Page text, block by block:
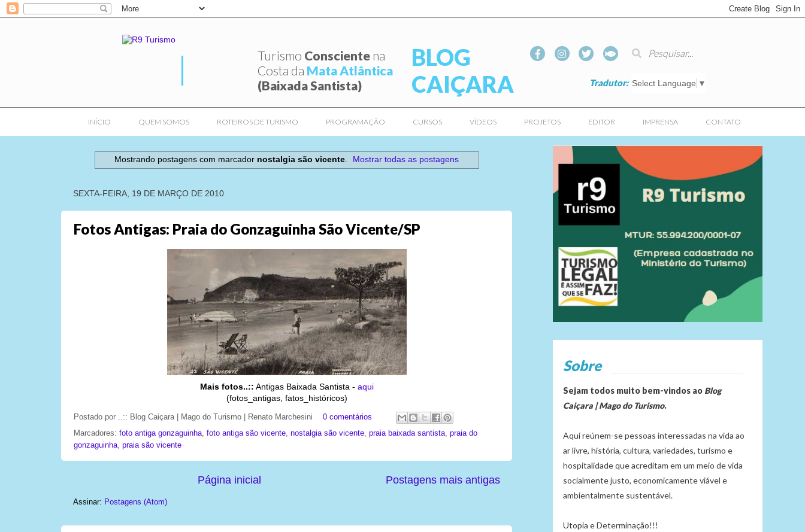
Turismo Consciente na
Costa da Mata Atlântica
(Baixada Santista)
BLOG
CAIÇARA
Select Language ▼
Tradutor:
INÍCIO QUEM SOMOS ROTEIROS DE TURISMO PROGRAMAÇÃO CURSOS VÍDEOS PROJETOS EDITOR IMPRENSA CONTATO
Mostrando postagens com marcador nostalgia são vicente. Mostrar todas as postagens
SEXTA-FEIRA, 19 DE MARÇO DE 2010
Fotos Antigas: Praia do Gonzaguinha São Vicente/SP
Mais fotos..:: Antigas Baixada Santista - aqui
(fotos_antigas, fatos_históricos)
Postado por ..:: Blog Caiçara | Mago do Turismo | Renato Marchesini
0 comentários
Marcadores: foto antiga gonzaguinha foto antiga são vicente nostalgia são vicente praia baixada santista praia do
gonzaguinha praia são vicente
Postagens mais antigas
Página inicial
Assinar: Postagens (Atom)
Sobre
Sejam todos muito bem-vindos ao Blog
Caiçara | Mago do Turismo.
Aqui reúnem-se pessoas interessadas na vida ao
ar livre, história, cultura, variedades, turismo e
hospitalidade que acreditam em um meio de vida
socialmente justo, economicamente viável e
ambientalmente sustentável.
Utopia e Determinação!!!